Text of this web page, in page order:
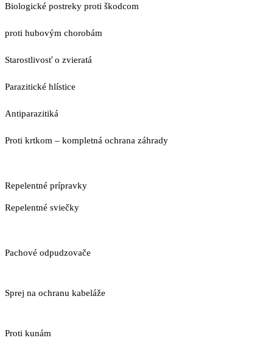
Biologické postreky proti škodcom
proti hubovým chorobám
Starostlivosť o zvieratá
Parazitické hlístice
Antiparazitiká
Proti krtkom – kompletná ochrana záhrady
Repelentné prípravky
Repelentné sviečky
Pachové odpudzovače
Sprej na ochranu kabeláže
Proti kunám